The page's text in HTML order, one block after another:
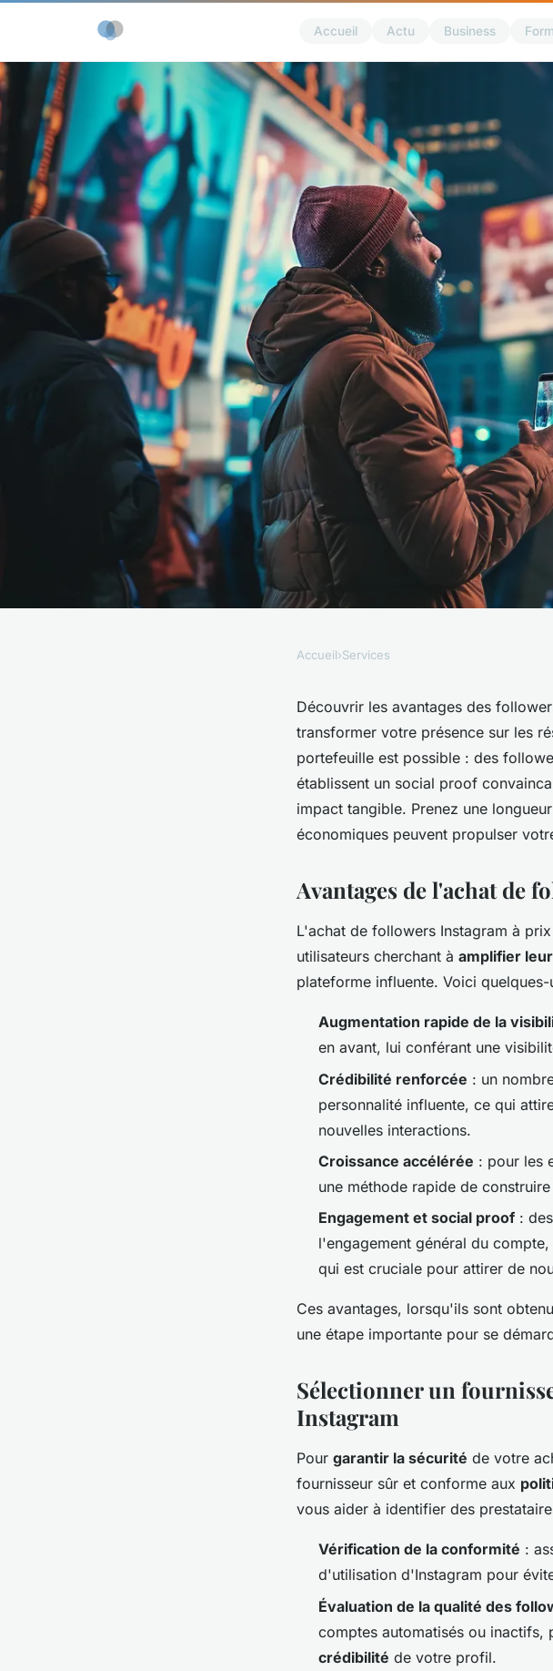
Accueil Actu Business
Boostez votre profil avec
Accueil›Services
Découvrir les avantages des
transformer votre présence sur les
portefeuille est possible : des
établissent un social proof
impact tangible. Prenez une
économiques peuvent propulser
Avantages de l'achat de
L'achat de followers Instagram à
utilisateurs cherchant à amplifier
plateforme influente. Voici
Augmentation rapide de la
en avant, lui conférant une
Crédibilité renforcée : un
personnalité influente, ce qui
nouvelles interactions.
Croissance accélérée : pour les
une méthode rapide de
Engagement et social proof :
l'engagement général du
qui est cruciale pour attirer de
Ces avantages, lorsqu'ils sont
une étape importante pour se
Sélectionner un
Instagram
Pour garantir la sécurité de votre
fournisseur sûr et conforme aux
vous aider à identifier des
Vérification de la conformité :
d'utilisation d'Instagram pour
Évaluation de la qualité des
comptes automatisés ou
crédibilité de votre profil.